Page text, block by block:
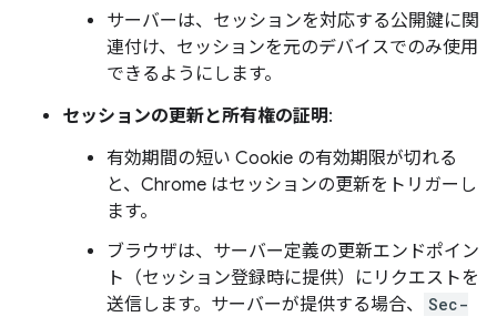
サーバーは、セッションを対応する公開鍵に関
連付け、セッションを元のデバイスでのみ使用
できるようにします。
セッションの更新と所有権の証明:
有効期間の短い Cookie の有効期限が切れる
と、Chrome はセッションの更新をトリガーし
ます。
ブラウザは、サーバー定義の更新エンドポイン
ト（セッション登録時に提供）にリクエストを
送信します。サーバーが提供する場合、
Sec-